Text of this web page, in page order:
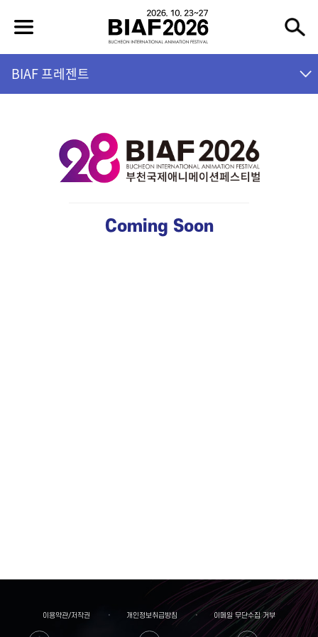
BIAF 프레젠트
Coming Soon
이용약관/저작권 개인정보취급방침 이메일 무단수집 거부